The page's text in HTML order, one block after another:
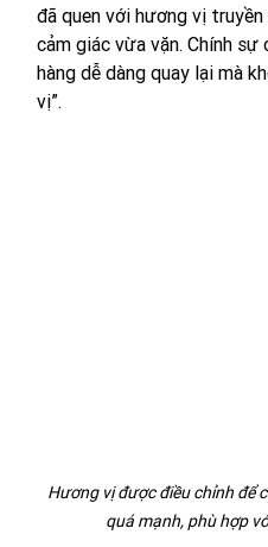
đã quen với hương vị
cảm giác vừa vặn. Chính sự
hàng dễ dàng quay lại mà
vị”.
Hương vị được điều chỉnh để
quá mạnh, phù hợp